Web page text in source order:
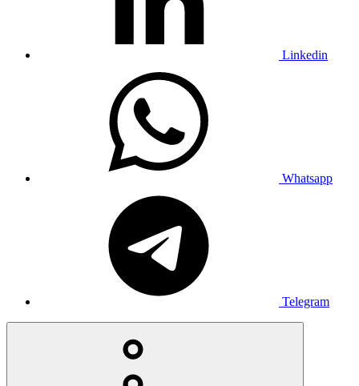
Linkedin
Whatsapp
Telegram